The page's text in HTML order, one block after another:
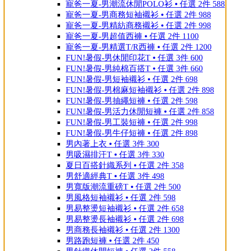
寵爸一夏-男潮流休閒POLO衫 ⦁ 任選 2件 588
寵爸一夏-男商務短袖襯衫 ⦁ 任選 2件 988
寵爸一夏-男精紡商務襯衫 ⦁ 任選 2件 998
寵爸一夏-男超值西褲 ⦁ 任選 2件 1100
寵爸一夏-男精選T/R西褲 ⦁ 任選 2件 1200
FUN!暑假-男休閒印花T ⦁ 任選 3件 600
FUN!暑假-男純棉百搭T ⦁ 任選 3件 660
FUN!暑假-男短袖襯衫 ⦁ 任選 2件 698
FUN!暑假-男棉麻短袖襯衫 ⦁ 任選 2件 898
FUN!暑假-男抽繩短褲 ⦁ 任選 2件 598
FUN!暑假-男活力休閒短褲 ⦁ 任選 2件 858
FUN!暑假-男工裝短褲 ⦁ 任選 2件 998
FUN!暑假-男牛仔短褲 ⦁ 任選 2件 898
男內著上衣 ⦁ 任選 3件 300
男吸濕排汗T ⦁ 任選 3件 330
夏日百搭針織系列 ⦁ 任選 2件 358
男舒適經典T ⦁ 任選 3件 498
男寬版潮流重磅T ⦁ 任選 2件 500
男風格短袖襯衫 ⦁ 任選 2件 598
男易整燙短袖襯衫 ⦁ 任選 2件 658
男易整燙長袖襯衫 ⦁ 任選 2件 698
男商務長袖襯衫 ⦁ 任選 2件 1300
男路跑短褲 ⦁ 任選 2件 450